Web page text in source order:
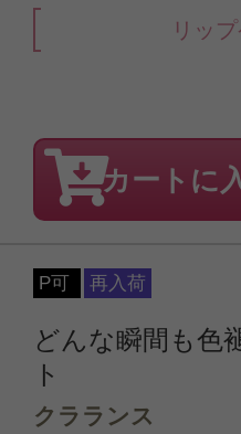
リッ
カートに
P可 再入荷
どんな瞬間も色
ト
クラランス